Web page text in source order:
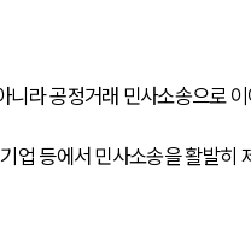
라 공정거래 민사소송으로
업 등에서 민사소송을 활발히